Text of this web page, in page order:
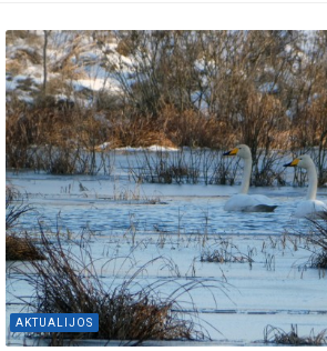
AKTUALIJOS